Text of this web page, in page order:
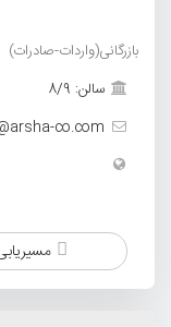
بازرگانی(واردات-صادرات)
سالن: 8/9
l.afsahi@arsha-co.com
مسیریابی